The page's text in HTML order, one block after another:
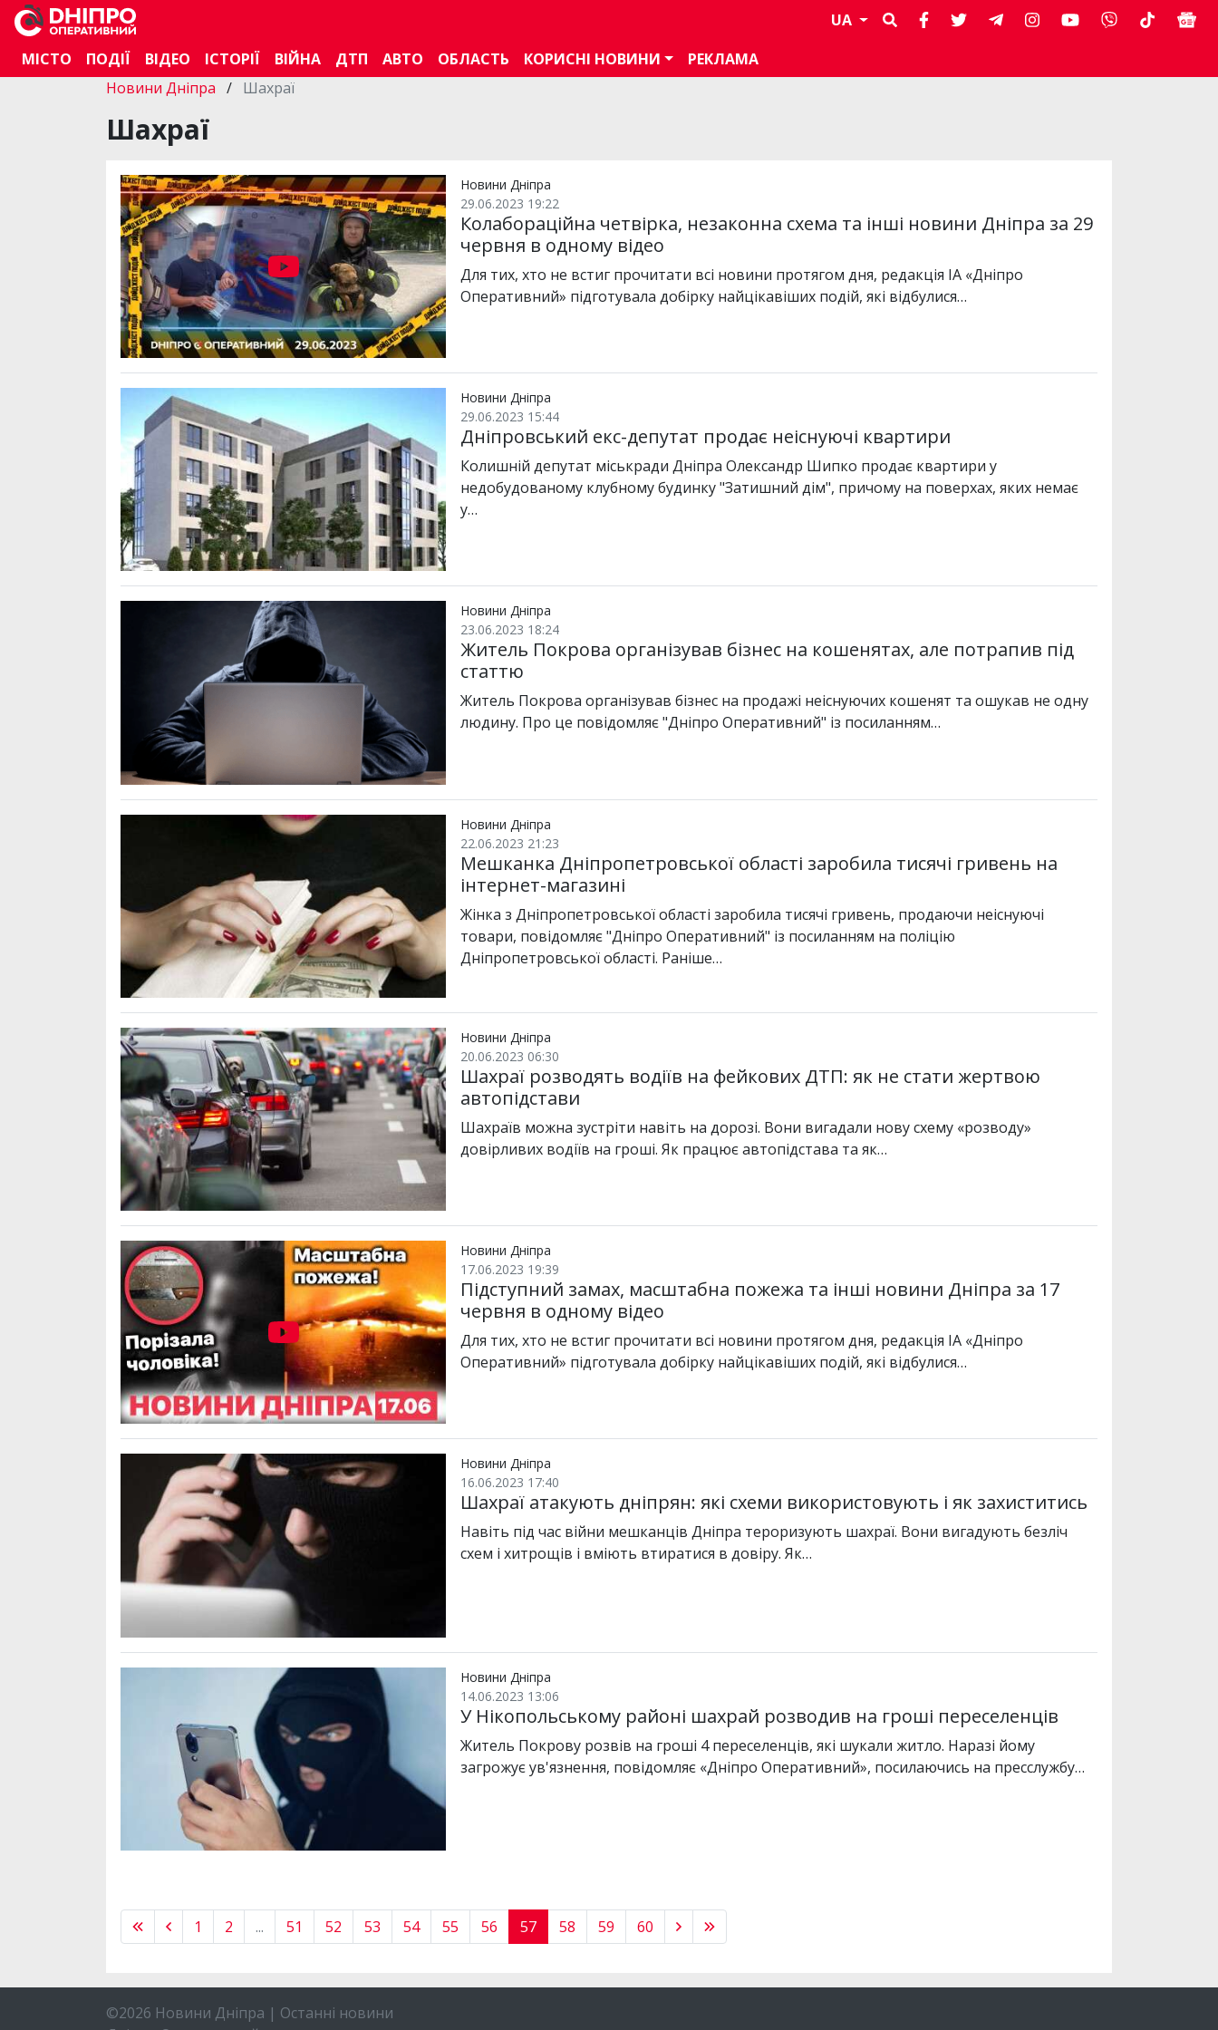
UA
МІСТО
ПОДІЇ ВІДЕО ІСТОРІЇ ВІЙНА ДТП АВТО ОБЛАСТЬ КОРИСНІ НОВИНИ
РЕКЛАМА
Новини Дніпра / Шахраї
Шахраї
Новини Дніпра
29.06.2023 19:22
Колабораційна четвірка, незаконна схема та інші новини Дніпра за 29
червня в одному відео
Для тих, хто не встиг прочитати всі новини протягом дня, редакція ІА «Дніпро
Оперативний» підготувала добірку найцікавіших подій, які відбулися…
Новини Дніпра
29.06.2023 15:44
Дніпровський екс-депутат продає неіснуючі квартири
Колишній депутат міськради Дніпра Олександр Шипко продає квартири у
недобудованому клубному будинку "Затишний дім", причому на поверхах, яких немає
у…
Новини Дніпра
23.06.2023 18:24
Житель Покрова організував бізнес на кошенятах, але потрапив під
статтю
Житель Покрова організував бізнес на продажі неіснуючих кошенят та ошукав не одну
людину. Про це повідомляє "Дніпро Оперативний" із посиланням…
Новини Дніпра
22.06.2023 21:23
Мешканка Дніпропетровської області заробила тисячі гривень на
інтернет-магазині
Жінка з Дніпропетровської області заробила тисячі гривень, продаючи неіснуючі
товари, повідомляє "Дніпро Оперативний" із посиланням на поліцію
Дніпропетровської області. Раніше…
Новини Дніпра
20.06.2023 06:30
Шахраї розводять водіїв на фейкових ДТП: як не стати жертвою
автопідстави
Шахраїв можна зустріти навіть на дорозі. Вони вигадали нову схему «розводу»
довірливих водіїв на гроші. Як працює автопідстава та як…
Новини Дніпра
17.06.2023 19:39
Підступний замах, масштабна пожежа та інші новини Дніпра за 17
червня в одному відео
Для тих, хто не встиг прочитати всі новини протягом дня, редакція ІА «Дніпро
Оперативний» підготувала добірку найцікавіших подій, які відбулися…
Новини Дніпра
16.06.2023 17:40
Шахраї атакують дніпрян: які схеми використовують і як захиститись
Навіть під час війни мешканців Дніпра тероризують шахраї. Вони вигадують безліч
схем і хитрощів і вміють втиратися в довіру. Як…
Новини Дніпра
14.06.2023 13:06
У Нікопольському районі шахрай розводив на гроші переселенців
Житель Покрову розвів на гроші 4 переселенців, які шукали житло. Наразі йому
загрожує ув'язнення, повідомляє «Дніпро Оперативний», посилаючись на пресслужбу…
1 2 ... 51 52 53 54 55 56 57 58 59 60
©2026 Новини Дніпра | Останні новини